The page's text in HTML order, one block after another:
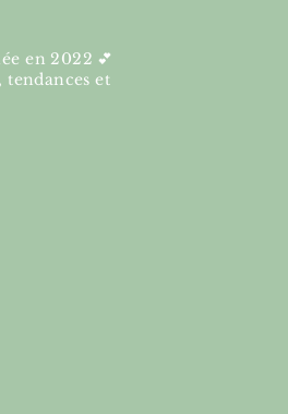
en 2022 💕
tendances et